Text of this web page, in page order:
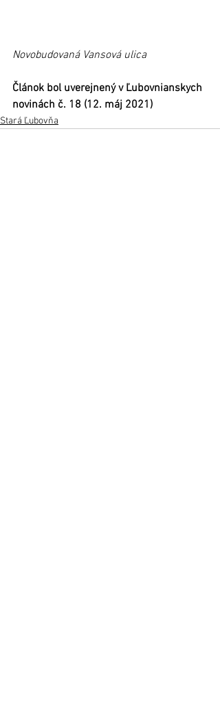
Novobudovaná Vansová ulica
Článok bol uverejnený v Ľubovnianskych
Stará Ľubovňa